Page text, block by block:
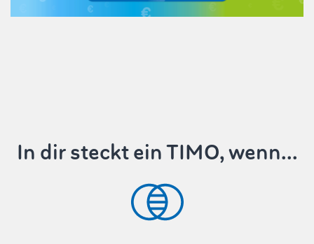
In dir steckt ein TIMO, wenn...